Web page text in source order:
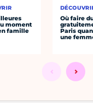
moment
famille
Où faire
Paris
une